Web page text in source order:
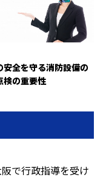
安全を守る消防設備の
検の重要性
で行政指導を受け